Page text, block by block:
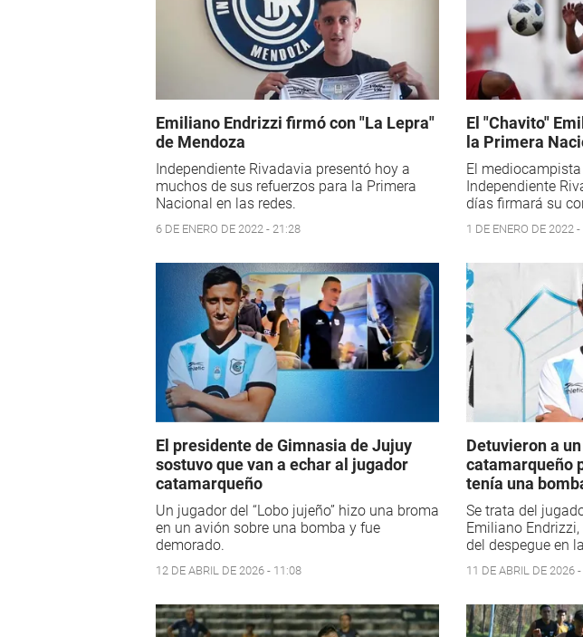
Emiliano Endrizzi firmó con "La Lepra"
de Mendoza
Independiente Rivadavia presentó hoy a
muchos de sus refuerzos para la Primera
Nacional en las redes.
6 DE ENERO DE 2022 - 21:28
El "Chavito"
la Primera
El
Independiente
días firmará su
1 DE ENERO DE 2022
El presidente de Gimnasia de Jujuy
sostuvo que van a echar al jugador
catamarqueño
Un jugador del “Lobo jujeño” hizo una broma
en un avión sobre una bomba y fue
demorado.
12 DE ABRIL DE 2026 - 11:08
Detuvieron a
catamarqueño
tenía una
Se trata del
Emiliano
del despegue en
11 DE ABRIL DE 2026